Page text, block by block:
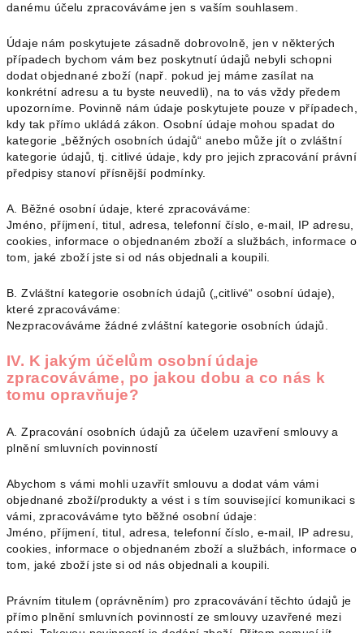
danému účelu zpracováváme jen s vaším souhlasem.
Údaje nám poskytujete zásadně dobrovolně, jen v některých
případech bychom vám bez poskytnutí údajů nebyli schopni
dodat objednané zboží (např. pokud jej máme zasílat na
konkrétní adresu a tu byste neuvedli), na to vás vždy předem
upozorníme. Povinně nám údaje poskytujete pouze v případech,
kdy tak přímo ukládá zákon. Osobní údaje mohou spadat do
kategorie „běžných osobních údajů“ anebo může jít o zvláštní
kategorie údajů, tj. citlivé údaje, kdy pro jejich zpracování právní
předpisy stanoví přísnější podmínky.
A. Běžné osobní údaje, které zpracováváme:
Jméno, příjmení, titul, adresa, telefonní číslo, e-mail, IP adresu,
cookies, informace o objednaném zboží a službách, informace o
tom, jaké zboží jste si od nás objednali a koupili.
B. Zvláštní kategorie osobních údajů („citlivé“ osobní údaje),
které zpracováváme:
Nezpracováváme žádné zvláštní kategorie osobních údajů.
IV. K jakým účelům osobní údaje
zpracováváme, po jakou dobu a co nás k
tomu opravňuje?
A. Zpracování osobních údajů za účelem uzavření smlouvy a
plnění smluvních povinností
Abychom s vámi mohli uzavřít smlouvu a dodat vám vámi
objednané zboží/produkty a vést i s tím související komunikaci s
vámi, zpracováváme tyto běžné osobní údaje:
Jméno, příjmení, titul, adresa, telefonní číslo, e-mail, IP adresu,
cookies, informace o objednaném zboží a službách, informace o
tom, jaké zboží jste si od nás objednali a koupili.
Právním titulem (oprávněním) pro zpracovávání těchto údajů je
přímo plnění smluvních povinností ze smlouvy uzavřené mezi